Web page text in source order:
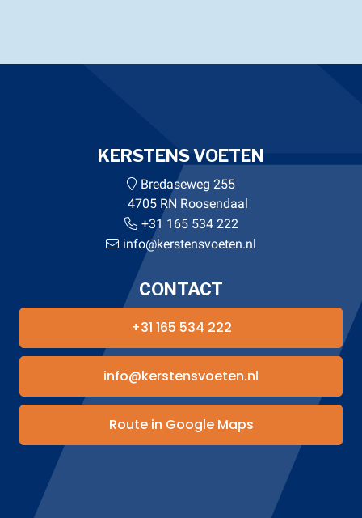
KERSTENS VOETEN
Bredaseweg 255
4705 RN Roosendaal
+31 165 534 222
info@kerstensvoeten.nl
CONTACT
+31 165 534 222
info@kerstensvoeten.nl
Route in Google Maps